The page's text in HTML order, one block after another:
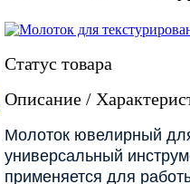
Статус товара
Описание /
Молоток ювелирный
универсальный
применяется для